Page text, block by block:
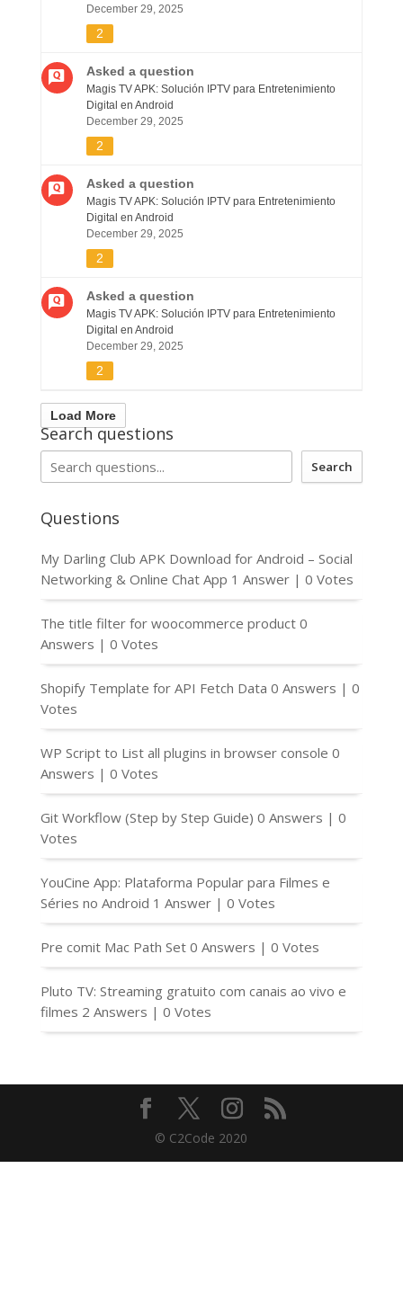
December 29, 2025
2
Asked a question
Magis TV APK: Solución IPTV para Entretenimiento
Digital en Android
December 29, 2025
2
Asked a question
Magis TV APK: Solución IPTV para Entretenimiento
Digital en Android
December 29, 2025
2
Asked a question
Magis TV APK: Solución IPTV para Entretenimiento
Digital en Android
December 29, 2025
2
Load More
Search questions
Search
Questions
My Darling Club APK Download for Android – Social
Networking & Online Chat App 1 Answer | 0 Votes
The title filter for woocommerce product 0
Answers | 0 Votes
Shopify Template for API Fetch Data 0 Answers | 0
Votes
WP Script to List all plugins in browser console 0
Answers | 0 Votes
Git Workflow (Step by Step Guide) 0 Answers | 0
Votes
YouCine App: Plataforma Popular para Filmes e
Séries no Android 1 Answer | 0 Votes
Pre comit Mac Path Set 0 Answers | 0 Votes
Pluto TV: Streaming gratuito com canais ao vivo e
filmes 2 Answers | 0 Votes
© C2Code 2020